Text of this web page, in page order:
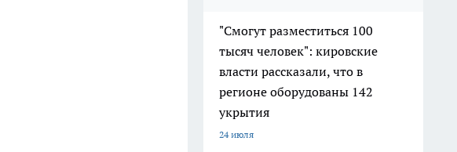
"Смогут разместиться 100
тысяч человек": кировские
власти рассказали, что в
регионе оборудованы 142
укрытия
24 июля